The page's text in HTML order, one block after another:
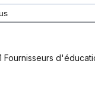
Fournisseurs